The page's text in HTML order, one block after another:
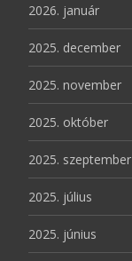
2026. január
2025. december
2025. november
2025. október
2025. szeptember
2025. július
2025. június